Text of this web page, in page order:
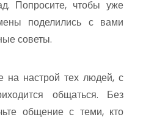
Попросите, чтобы уже
поделились с вами
советы.
на настрой тех людей, с
общаться. Без
общение с теми, кто